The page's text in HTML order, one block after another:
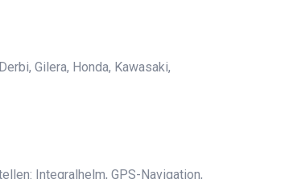
Gilera, Honda, Kawasaki,
Integralhelm, GPS-Navigation,